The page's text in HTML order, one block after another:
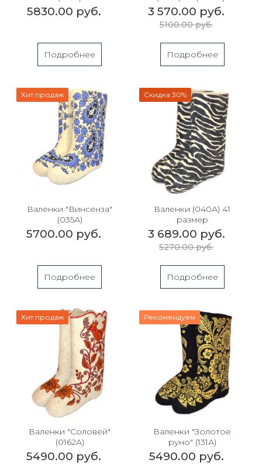
5830.00 руб.
Подробнее
3 570.00 руб.
5100.00 руб.
Подробнее
Хит продаж
Валенки "Винсенза"
(035А)
5700.00 руб.
Подробнее
Скидка 30%
Валенки (040А) 41
размер
3 689.00 руб.
5270.00 руб.
Подробнее
Хит продаж
Валенки "Соловей"
(0162А)
5490.00 руб.
Рекомендуем
Валенки "Золотое
руно" (131А)
5490.00 руб.